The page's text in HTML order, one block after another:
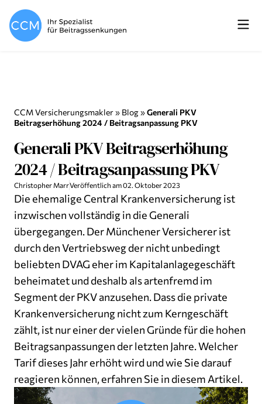
CCM Versicherungsmakler» Blog»Generali PKV
Beitragserhöhung 2024 / Beitragsanpassung PKV
Generali PKV Beitragserhöhung
2024 / Beitragsanpassung PKV
Christopher MarrVeröffentlich am02. Oktober 2023
Die ehemalige Central Krankenversicherung ist
inzwischen vollständig in die Generali
übergegangen. Der Münchener Versicherer ist
durch den Vertriebsweg der nicht unbedingt
beliebten DVAG eher im Kapitalanlagegeschäft
beheimatet und deshalb als artenfremd im
Segment der PKV anzusehen. Dass die private
Krankenversicherung nicht zum Kerngeschäft
zählt, ist nur einer der vielen Gründe für die hohen
Beitragsanpassungen der letzten Jahre. Welcher
Tarif dieses Jahr erhöht wird und wie Sie darauf
reagieren können, erfahren Sie in diesem Artikel.